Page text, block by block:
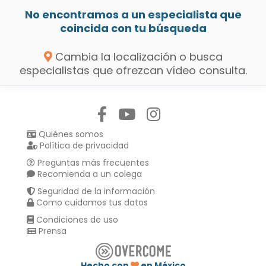
No encontramos a un especialista que
coincida con tu búsqueda
Cambia la localización o busca
especialistas que ofrezcan vídeo consulta.
Quiénes somos
Política de privacidad
Preguntas más frecuentes
Recomienda a un colega
Seguridad de la información
Como cuidamos tus datos
Condiciones de uso
Prensa